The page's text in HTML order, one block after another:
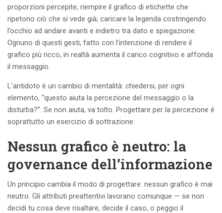
proporzioni percepite; riempire il grafico di etichette che
ripetono ciò che si vede già; caricare la legenda costringendo
l’occhio ad andare avanti e indietro tra dato e spiegazione.
Ognuno di questi gesti, fatto con l’intenzione di rendere il
grafico più ricco, in realtà aumenta il carico cognitivo e affonda
il messaggio.
L’antidoto è un cambio di mentalità: chiedersi, per ogni
elemento, “questo aiuta la percezione del messaggio o la
disturba?”. Se non aiuta, va tolto. Progettare per la percezione è
soprattutto un esercizio di sottrazione.
Nessun grafico è neutro: la
governance dell’informazione
Un principio cambia il modo di progettare: nessun grafico è mai
neutro. Gli attributi preattentivi lavorano comunque — se non
decidi tu cosa deve risaltare, decide il caso, o peggio il